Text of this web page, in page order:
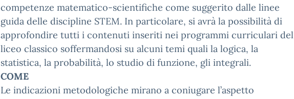
competenze matematico-scientifiche come suggerito dalle linee
guida delle discipline STEM. In particolare, si avrà la possibilità di
approfondire tutti i contenuti inseriti nei programmi curriculari del
liceo classico soffermandosi su alcuni temi quali la logica, la
statistica, la probabilità, lo studio di funzione, gli integrali.
COME
Le indicazioni metodologiche mirano a coniugare l’aspetto